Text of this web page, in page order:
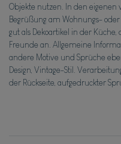
Objekte nutzen. In den eigenen
Begrüßung am Wohnungs-
gut als Dekoartikel in der
Freunde an. Allgemeine
andere Motive und Sprüche
Design, Vintage-Stil.
der Rückseite, aufgedruckter